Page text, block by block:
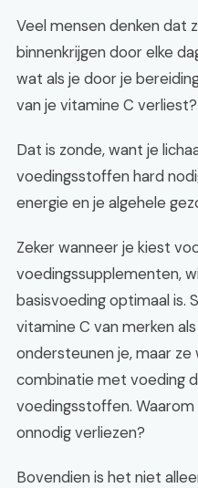
Veel mensen denken dat
binnenkrijgen door elke
wat als je door je
van je vitamine C verliest?
Dat is zonde, want je
voedingsstoffen hard
energie en je algehele
Zeker wanneer je kiest
voedingssupplementen,
basisvoeding optimaal is.
vitamine C van merken
ondersteunen je, maar
combinatie met voeding
voedingsstoffen.
onnodig verliezen?
Bovendien is het niet